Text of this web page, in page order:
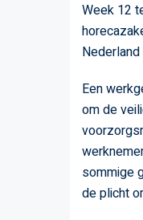
Week 12
Een
om de
sommige
de plicht